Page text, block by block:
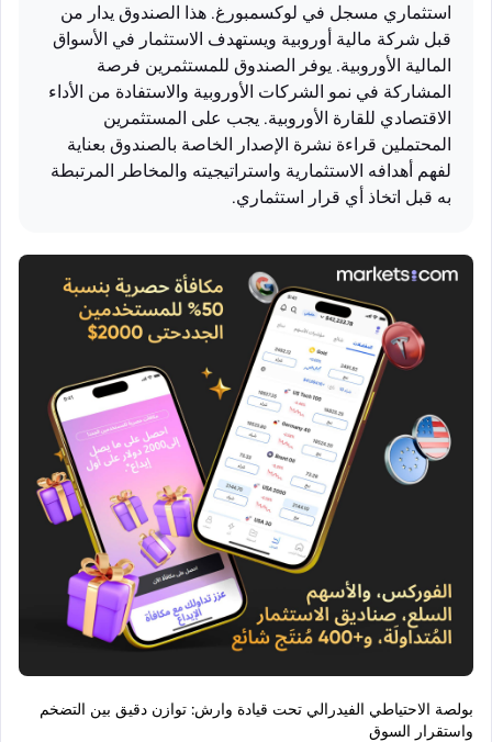
استثماري مسجل في لوكسمبورغ. هذا الصندوق يدار من
قبل شركة مالية أوروبية ويستهدف الاستثمار في الأسواق
المالية الأوروبية. يوفر الصندوق للمستثمرين فرصة
المشاركة في نمو الشركات الأوروبية والاستفادة من الأداء
الاقتصادي للقارة الأوروبية. يجب على المستثمرين
المحتملين قراءة نشرة الإصدار الخاصة بالصندوق بعناية
لفهم أهدافه الاستثمارية واستراتيجيته والمخاطر المرتبطة
به قبل اتخاذ أي قرار استثماري.
بولصة الاحتياطي الفيدرالي تحت قيادة وارش: توازن دقيق بين التضخم
واستقرار السوق